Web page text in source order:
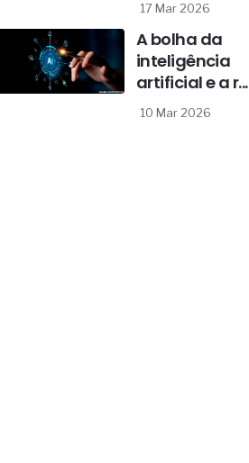
17 Mar 2026
A bolha da
inteligência
artificial e a r...
10 Mar 2026